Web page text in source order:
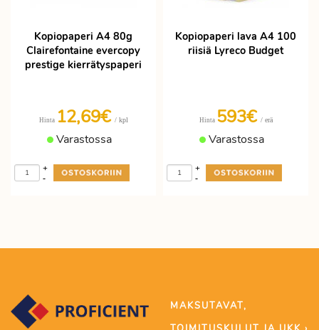
Kopiopaperi A4 80g
Clairefontaine evercopy
prestige kierrätyspaperi
Hinta 12,69€ / kpl
Varastossa
-
+
Kopiopaperi lava A4 100
riisiä Lyreco Budget
Hinta 593€ / erä
Varastossa
-
+
MAKSUTAVAT,